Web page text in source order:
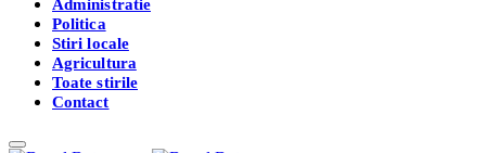
Administratie
Politica
Stiri locale
Agricultura
Toate stirile
Contact